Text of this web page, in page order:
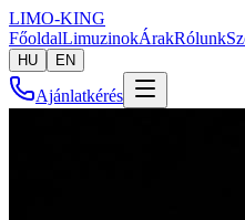
LIMO-KING
FőoldalLimuzinokÁrakRólunk
HU EN
Ajánlatkérés